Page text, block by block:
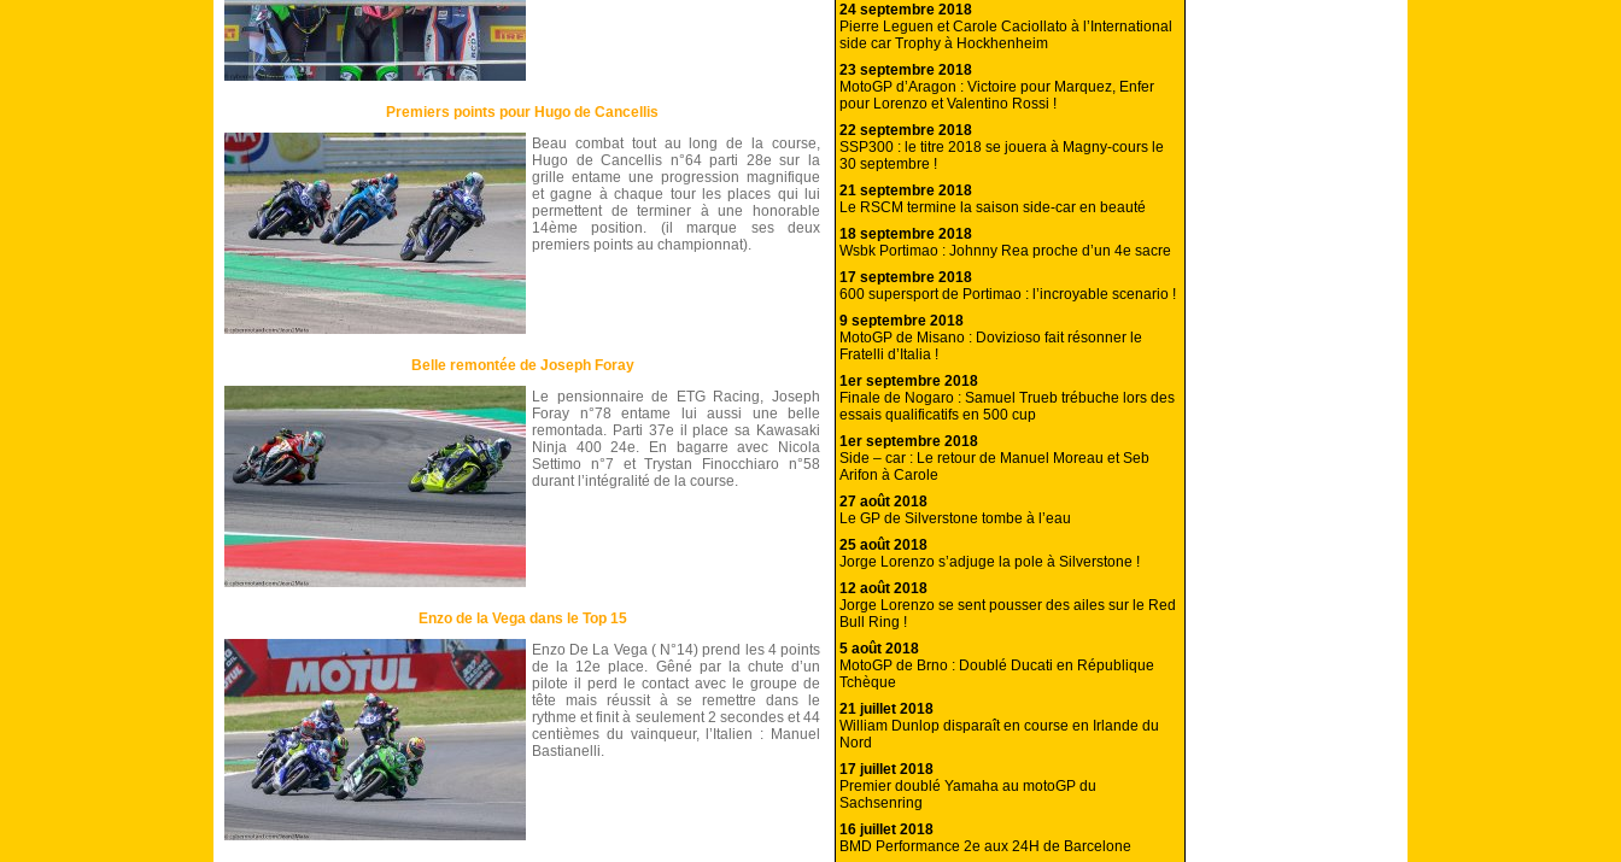
Premiers points pour Hugo de Cancellis
Beau combat tout au long de la course,
Hugo de Cancellis n°64 parti 28e sur la
grille entame une progression magnifique
et gagne à chaque tour les places qui lui
permettent de terminer à une honorable
14ème position. (il marque ses deux
premiers points au championnat).
Belle remontée de Joseph Foray
Le pensionnaire de ETG Racing, Joseph
Foray n°78 entame lui aussi une belle
remontada. Parti 37e il place sa Kawasaki
Ninja 400 24e. En bagarre avec Nicola
Settimo n°7 et Trystan Finocchiaro n°58
durant l’intégralité de la course.
Enzo de la Vega dans le Top 15
Enzo De La Vega ( N°14) prend les 4 points
de la 12e place. Gêné par la chute d’un
pilote il perd le contact avec le groupe de
tête mais réussit à se remettre dans le
rythme et finit à seulement 2 secondes et 44
centièmes du vainqueur, l’Italien : Manuel
Bastianelli.
24 septembre 2018
Pierre Leguen et Carole Caciollato à l’International
side car Trophy à Hockhenheim
23 septembre 2018
MotoGP d’Aragon : Victoire pour Marquez, Enfer
pour Lorenzo et Valentino Rossi !
22 septembre 2018
SSP300 : le titre 2018 se jouera à Magny-cours le
30 septembre !
21 septembre 2018
Le RSCM termine la saison side-car en beauté
18 septembre 2018
Wsbk Portimao : Johnny Rea proche d’un 4e sacre
17 septembre 2018
600 supersport de Portimao : l’incroyable scenario !
9 septembre 2018
MotoGP de Misano : Dovizioso fait résonner le
Fratelli d’Italia !
1er septembre 2018
Finale de Nogaro : Samuel Trueb trébuche lors des
essais qualificatifs en 500 cup
1er septembre 2018
Side – car : Le retour de Manuel Moreau et Seb
Arifon à Carole
27 août 2018
Le GP de Silverstone tombe à l’eau
25 août 2018
Jorge Lorenzo s’adjuge la pole à Silverstone !
12 août 2018
Jorge Lorenzo se sent pousser des ailes sur le Red
Bull Ring !
5 août 2018
MotoGP de Brno : Doublé Ducati en République
Tchèque
21 juillet 2018
William Dunlop disparaît en course en Irlande du
Nord
17 juillet 2018
Premier doublé Yamaha au motoGP du
Sachsenring
16 juillet 2018
BMD Performance 2e aux 24H de Barcelone